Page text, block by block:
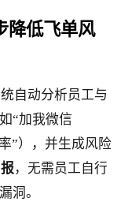
降低飞单风
自动分析员工与
“加我微信
”），并生成风险
，无需员工自行
洞。